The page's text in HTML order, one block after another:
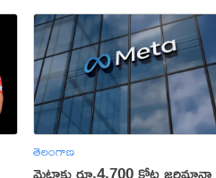
తెలంగాణ